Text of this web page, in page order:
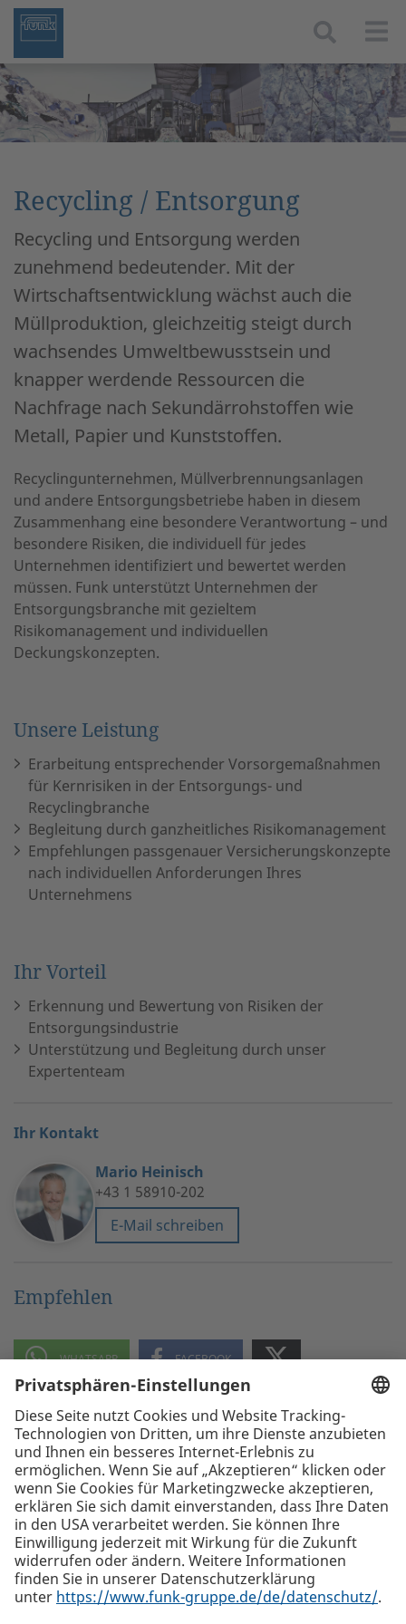
Recycling / Entsorgung
Recycling und Entsorgung werden
zunehmend bedeutender. Mit der
Wirtschaftsentwicklung wächst auch die
Müllproduktion, gleichzeitig steigt durch
wachsendes Umweltbewusstsein und
knapper werdende Ressourcen die
Nachfrage nach Sekundärrohstoffen wie
Metall, Papier und Kunststoffen.
Recyclingunternehmen, Müllverbrennungsanlagen
und andere Entsorgungsbetriebe haben in diesem
Zusammenhang eine besondere Verantwortung – und
besondere Risiken, die individuell für jedes
Unternehmen identifiziert und bewertet werden
müssen. Funk unterstützt Unternehmen der
Entsorgungsbranche mit gezieltem
Risikomanagement und individuellen
Deckungskonzepten.
Unsere Leistung
Erarbeitung entsprechender Vorsorgemaßnahmen
für Kernrisiken in der Entsorgungs- und
Recyclingbranche
Begleitung durch ganzheitliches Risikomanagement
Empfehlungen passgenauer Versicherungskonzepte
nach individuellen Anforderungen Ihres
Unternehmens
Ihr Vorteil
Erkennung und Bewertung von Risiken der
Entsorgungsindustrie
Unterstützung und Begleitung durch unser
Expertenteam
Ihr Kontakt
Mario Heinisch
+43 1 58910-202
E-Mail schreiben
Empfehlen
Die beste Empfehlung. Funk.
+43 1 58910-0